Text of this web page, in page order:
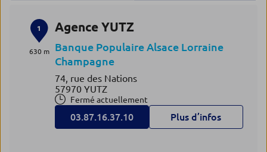
1
630 m
Agence YUTZ
Banque Populaire Alsace Lorraine
Champagne
74, rue des Nations
57970 YUTZ
Fermé actuellement
03.87.16.37.10 Plus d’infos